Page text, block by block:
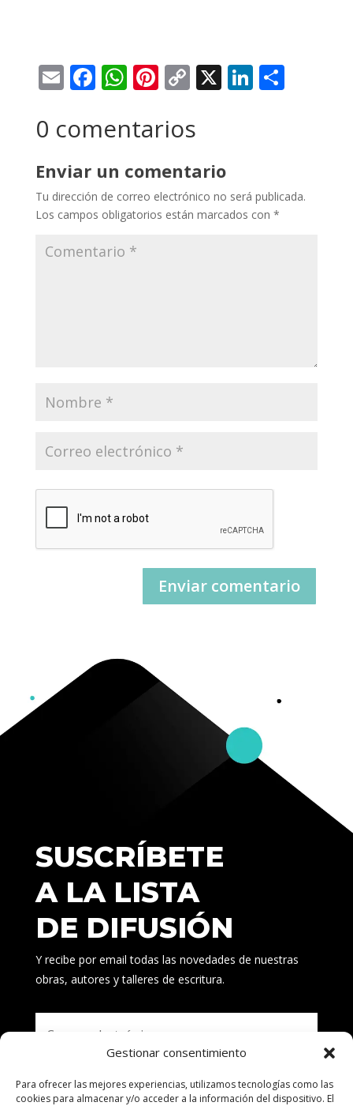
Gestionar consentimiento
Para ofrecer las mejores experiencias, utilizamos tecnologías como las
cookies para almacenar y/o acceder a la información del dispositivo. El
EmailFacebook
WhatsApp
Pinterest
Copy
X
0 comentarios
Enviar un comentario
Tu dirección de correo electrónico no será publicada.
Los campos obligatorios están marcados con *
Enviar comentario
SUSCRÍBETE
A LA LISTA
DE DIFUSIÓN
Y recibe por email todas las novedades de nuestras
obras, autores y talleres de escritura.
Suscribirse